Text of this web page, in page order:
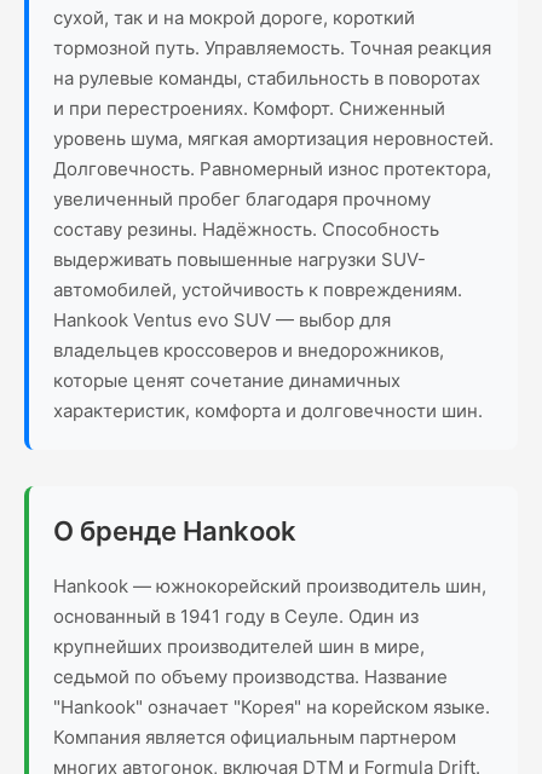
сухой, так и на мокрой дороге, короткий
тормозной путь. Управляемость. Точная реакция
на рулевые команды, стабильность в поворотах
и при перестроениях. Комфорт. Сниженный
уровень шума, мягкая амортизация неровностей.
Долговечность. Равномерный износ протектора,
увеличенный пробег благодаря прочному
составу резины. Надёжность. Способность
выдерживать повышенные нагрузки SUV-
автомобилей, устойчивость к повреждениям.
Hankook Ventus evo SUV — выбор для
владельцев кроссоверов и внедорожников,
которые ценят сочетание динамичных
характеристик, комфорта и долговечности шин.
О бренде Hankook
Hankook — южнокорейский производитель шин,
основанный в 1941 году в Сеуле. Один из
крупнейших производителей шин в мире,
седьмой по объему производства. Название
"Hankook" означает "Корея" на корейском языке.
Компания является официальным партнером
многих автогонок, включая DTM и Formula Drift.